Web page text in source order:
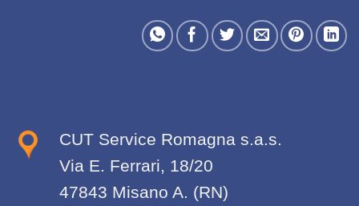
CUT Service Romagna s.a.s.
Via E. Ferrari, 18/20
47843 Misano A. (RN)